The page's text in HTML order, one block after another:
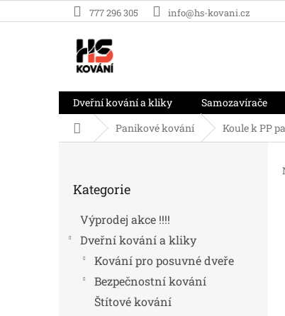
na
777 296 305 info@hs-kovani.cz
Dveřní kování a kliky Samozavírače
Domů Panikové kování Koule k PP
kategorie
Kategorie
Výprodej akce !!!!
Dveřní kování a kliky
Kování pro posuvné dveře
Bezpečnostní kování
Štítové kování